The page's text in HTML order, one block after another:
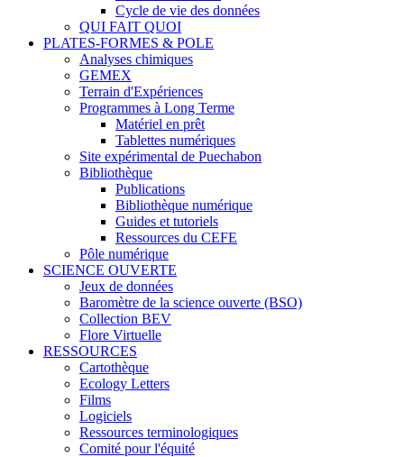
Cycle de vie des données
QUI FAIT QUOI
PLATES-FORMES & POLE
Analyses chimiques
GEMEX
Terrain d'Expériences
Programmes à Long Terme
Matériel en prêt
Tablettes numériques
Site expérimental de Puechabon
Bibliothèque
Publications
Bibliothèque numérique
Guides et tutoriels
Ressources du CEFE
Pôle numérique
SCIENCE OUVERTE
Jeux de données
Baromètre de la science ouverte (BSO)
Collection BEV
Flore Virtuelle
RESSOURCES
Cartothèque
Ecology Letters
Films
Logiciels
Ressources terminologiques
Comité pour l'équité